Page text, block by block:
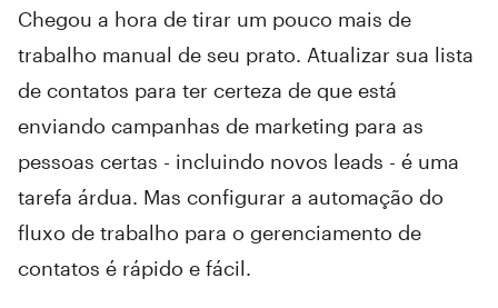
Chegou a hora de tirar um pouco mais de
trabalho manual de seu prato. Atualizar sua lista
de contatos para ter certeza de que está
enviando campanhas de marketing para as
pessoas certas - incluindo novos leads - é uma
tarefa árdua. Mas configurar a automação do
fluxo de trabalho para o gerenciamento de
contatos é rápido e fácil.